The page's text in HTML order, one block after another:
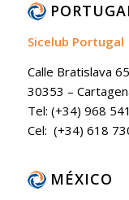
Sicelub Portugal
Calle Bratislava 65
30353 –
Tel: (+34) 968
Cel: (+34) 618
MÉXICO